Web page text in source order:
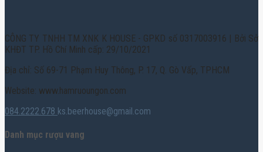
CÔNG TY TNHH TM XNK K HOUSE - GPKD số 0317003916 | Bởi Sở
KHĐT TP. Hồ Chí Minh cấp: 29/10/2021
Địa chỉ: Số 69-71 Phạm Huy Thông, P. 17, Q. Gò Vấp, TPHCM
Website: www.hamruoungon.com
084.2222.678 ks.beerhouse@gmail.com
Danh mục rượu vang